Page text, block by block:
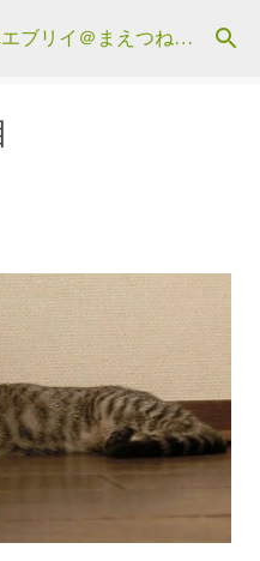
ンテンツに移動